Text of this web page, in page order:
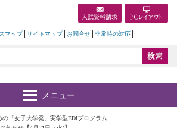
マップ サイトマップ お問合せ 非常時の対応
「女子大学発」実学型EDIプログラム